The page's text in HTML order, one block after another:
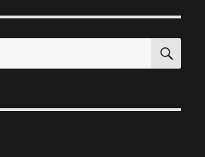
一
间
体
验
搜